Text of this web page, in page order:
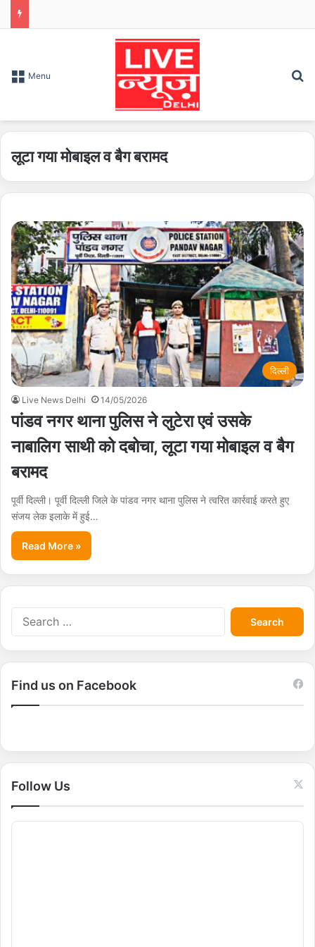
Menu
लूटा गया मोबाइल व बैग बरामद
दिल्ली
Live News Delhi 14/05/2026
पांडव नगर थाना पुलिस ने लुटेरा एवं उसके
नाबालिग साथी को दबोचा, लूटा गया मोबाइल व बैग
बरामद
पूर्वी दिल्ली। पूर्वी दिल्ली जिले के पांडव नगर थाना पुलिस ने त्वरित कार्रवाई करते हुए
संजय लेक इलाके में हुई…
Read More »
S
e
a
r
r
:
Find us on Facebook
Follow Us